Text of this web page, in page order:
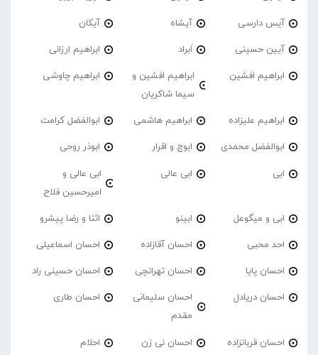
آیس دارسی آیشاه آیکان
آیین حسینی اَبراد ابراهیم ارزانی
ابراهیم افشین
ابراهیم افشین و
سیما شاکریان
ابراهیم چاوشی
ابراهیم علیزاده ابراهیم هاشمی ابوالفضل کرامت
ابوالفضل محمدی ابوچ و اقرار ابوذر روحی
ابی ابی عالی
ابی عالی و
امیرحسین فلاح
ابی و میگوعل ابینو اثنا و رضا پیشرو
احد محبی احسان آقازاده احسان اسماعیلی
احسان پایا احسان تهرانچی احسان حسینی راد
احسان دریادل
احسان سلیمانی
مقدم
احسان طاری
احسان قربانزاده احسان نی زن احلام